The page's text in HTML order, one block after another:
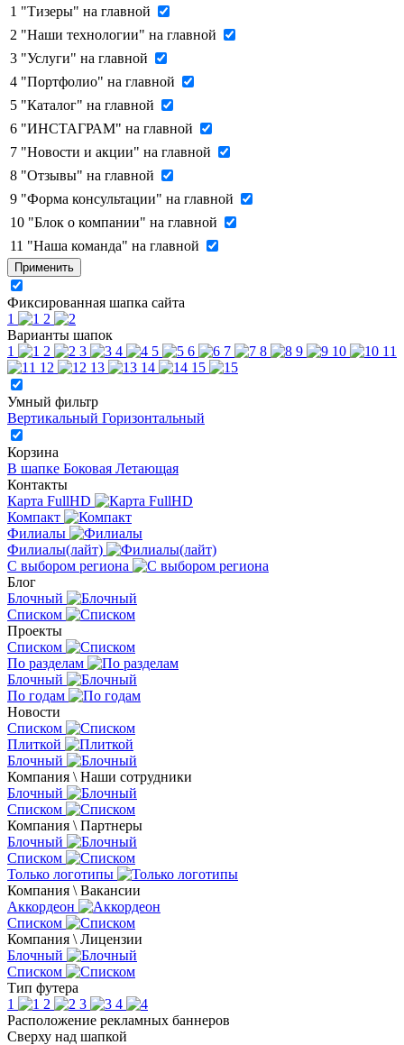
1 "Тизеры" на главной
2 "Наши технологии" на главной
3 "Услуги" на главной
4 "Портфолио" на главной
5 "Каталог" на главной
6 "ИНСТАГРАМ" на главной
7 "Новости и акции" на главной
8 "Отзывы" на главной
9 "Форма консультации" на главной
10 "Блок о компании" на главной
11 "Наша команда" на главной
Применить
Фиксированная шапка сайта
1
2
Варианты шапок
1
2 3 4 5 6 7 8 9 10
11
12
13 14 15
Умный фильтр
Вертикальный Горизонтальный
Корзина
В шапке Боковая Летающая
Контакты
Карта FullHD
Компакт
Филиалы
Филиалы(лайт)
С выбором региона
Блог
Блочный
Списком
Проекты
Списком
По разделам
Блочный
По годам
Новости
Списком
Плиткой
Блочный
Компания \ Наши сотрудники
Блочный
Списком
Компания \ Партнеры
Блочный
Списком
Только логотипы
Компания \ Вакансии
Аккордеон
Списком
Компания \ Лицензии
Блочный
Списком
Тип футера
1
2 3
4
Расположение рекламных баннеров
Сверху над шапкой